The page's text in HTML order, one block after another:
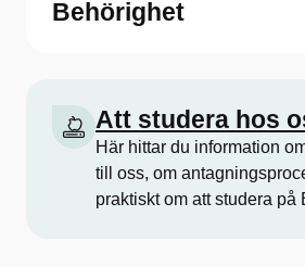
Behörighet
Att studera hos
Här hittar du information
till oss, om
praktiskt om att studera på